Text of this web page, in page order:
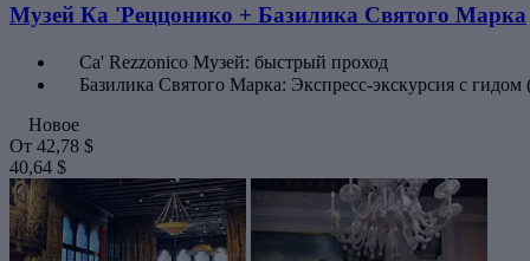
Музей Ка 'Реццонико + Базилика Святого Марка
Ca' Rezzonico Музей: быстрый проход
Базилика Святого Марка: Экспресс-экскурсия с гидом
Новое
От 42,78 $
40,64 $